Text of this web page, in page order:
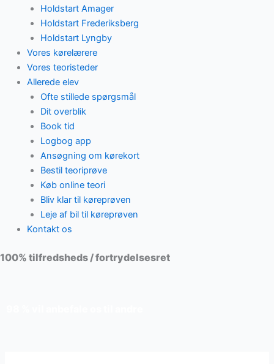
Holdstart Amager
Holdstart Frederiksberg
Holdstart Lyngby
Vores kørelærere
Vores teoristeder
Allerede elev
Ofte stillede spørgsmål
Dit overblik
Book tid
Logbog app
Ansøgning om kørekort
Bestil teoriprøve
Køb online teori
Bliv klar til køreprøven
Leje af bil til køreprøven
Kontakt os
100% tilfredsheds / fortrydelsesret